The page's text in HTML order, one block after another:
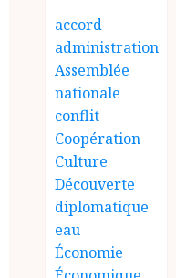
accord
administration
Assemblée
nationale
conflit
Coopération
Culture
Découverte
diplomatique
eau
Économie